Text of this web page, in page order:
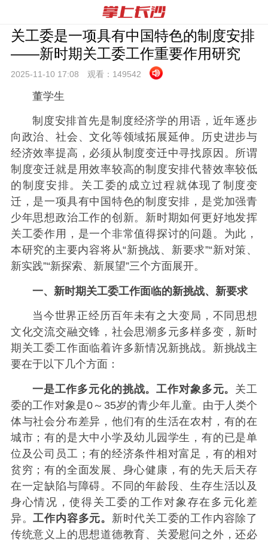
关工委是一项具有中国特色的制度安排
——新时期关工委工作重要作用研究
2025-11-10 17:08 观看： 149542
董学生
制度安排首先是制度经济学的用语，近年逐步
向政治、社会、文化等领域拓展延伸。历史进步与
经济效率提高，必须从制度变迁中寻找原因。所谓
制度变迁就是用效率较高的制度安排代替效率较低
的制度安排。关工委的成立过程就体现了制度变
迁，是一项具有中国特色的制度安排，是党加强青
少年思想政治工作的创新。新时期如何更好地发挥
关工委作用，是一个非常值得探讨的问题。为此，
本研究的主要内容将从“新挑战、新要求”“新对策、
新实践”“新探索、新展望”三个方面展开。
一、新时期关工委工作面临的新挑战、新要求
当今世界正经历百年未有之大变局，不同思想
文化交流交融交锋，社会思潮多元多样多变，新时
期关工委工作面临着许多新情况新挑战。新挑战主
要在于以下几个方面：
一是工作多元化的挑战。工作对象多元。 关工
委的工作对象是0～35岁的青少年儿童。由于人类个
体与社会分布差异，他们有的生活在农村，有的在
城市；有的是大中小学及幼儿园学生，有的已是单
位及公司员工；有的经济条件相对富足，有的相对
贫穷；有的全面发展、身心健康，有的先天后天存
在一定缺陷与障碍。不同的年龄段、生存生活以及
身心情况，使得关工委的工作对象存在多元化差
异。工作内容多元。 新时代关工委的工作内容除了
传统意义上的思想道德教育、关爱慰问之外，还必